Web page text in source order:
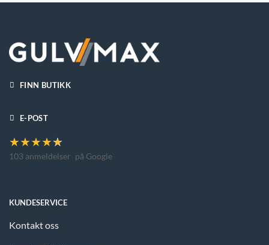
FINN BUTIKK
E-POST
★★★★★
103 anmeldelser på Google
KUNDESERVICE
Kontakt oss